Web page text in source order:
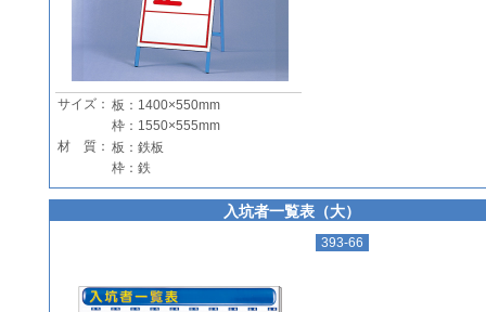
サイズ： 板：1400×550mm
枠：1550×555mm
材 質： 板：鉄板
枠：鉄
入坑者一覧表（大）
393-66